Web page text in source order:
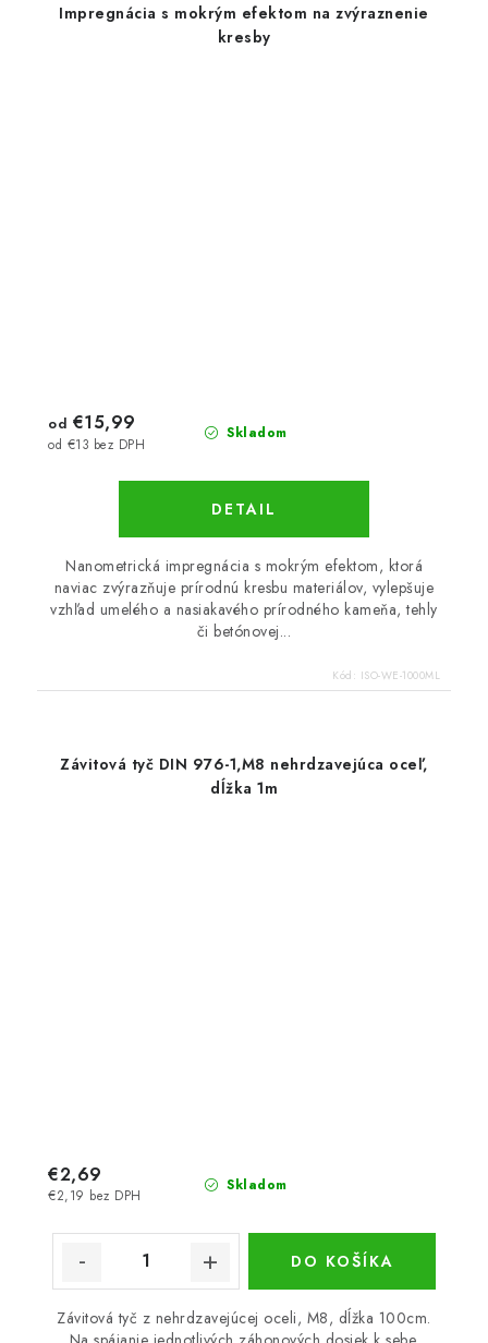
Impregnácia s mokrým efektom na zvýraznenie
kresby
Skladom
od €13 bez DPH
od €15,99
DETAIL
Nanometrická impregnácia s mokrým efektom, ktorá
naviac zvýrazňuje prírodnú kresbu materiálov, vylepšuje
vzhľad umelého a nasiakavého prírodného kameňa, tehly
či betónovej...
Kód: ISO-WE-1000ML
Závitová tyč DIN 976-1,M8 nehrdzavejúca oceľ,
dĺžka 1m
Skladom
€2,19 bez DPH
€2,69
DO KOŠÍKA
Závitová tyč z nehrdzavejúcej oceli, M8, dĺžka 100cm.